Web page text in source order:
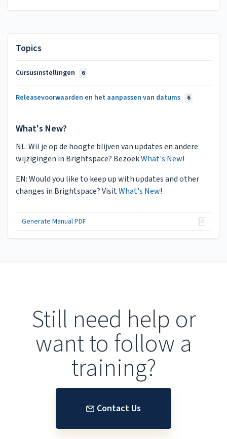
Topics
Cursusinstellingen 6
Releasevoorwaarden en het aanpassen van datums 6
What's New?
NL: Wil je op de hoogte blijven van updates en andere
wijzigingen in Brightspace? BezoekWhat's New!
EN: Would you like to keep up with updates and other
changes in Brightspace? VisitWhat's New!
Generate Manual PDF
Still need help or
want to follow a
training?
Contact Us